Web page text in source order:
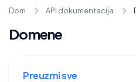
Dom API dokumentacija
Domene
Preuzmi sve